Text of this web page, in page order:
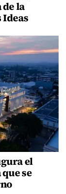
la
el
se